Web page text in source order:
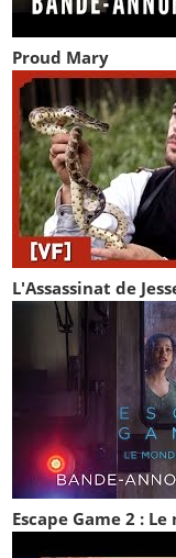
Proud Mary
L'Assassinat de
Escape Game 2 :